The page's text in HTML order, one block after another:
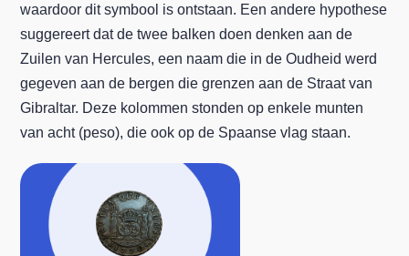
waardoor dit symbool is ontstaan. Een andere hypothese
suggereert dat de twee balken doen denken aan de
Zuilen van Hercules, een naam die in de Oudheid werd
gegeven aan de bergen die grenzen aan de Straat van
Gibraltar. Deze kolommen stonden op enkele munten
van acht (peso), die ook op de Spaanse vlag staan.